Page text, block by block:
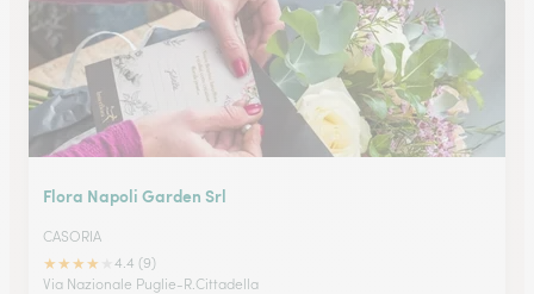
Flora Napoli Garden Srl
CASORIA
★★★★
4.4 (9)
Via Nazionale Puglie-R.Cittadella